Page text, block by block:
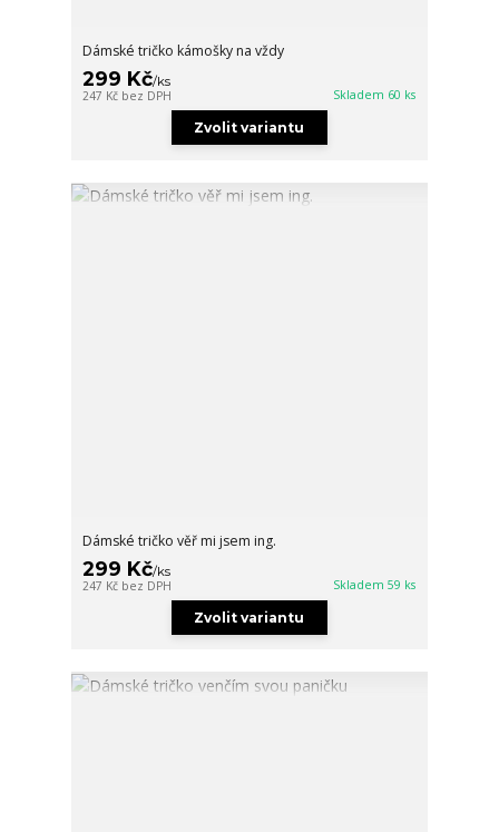
Dámské tričko kámošky na vždy
299 Kč/ks
247 Kč bez DPH Skladem 60 ks
Zvolit variantu
Dámské tričko věř mi jsem ing.
299 Kč/ks
247 Kč bez DPH Skladem 59 ks
Zvolit variantu